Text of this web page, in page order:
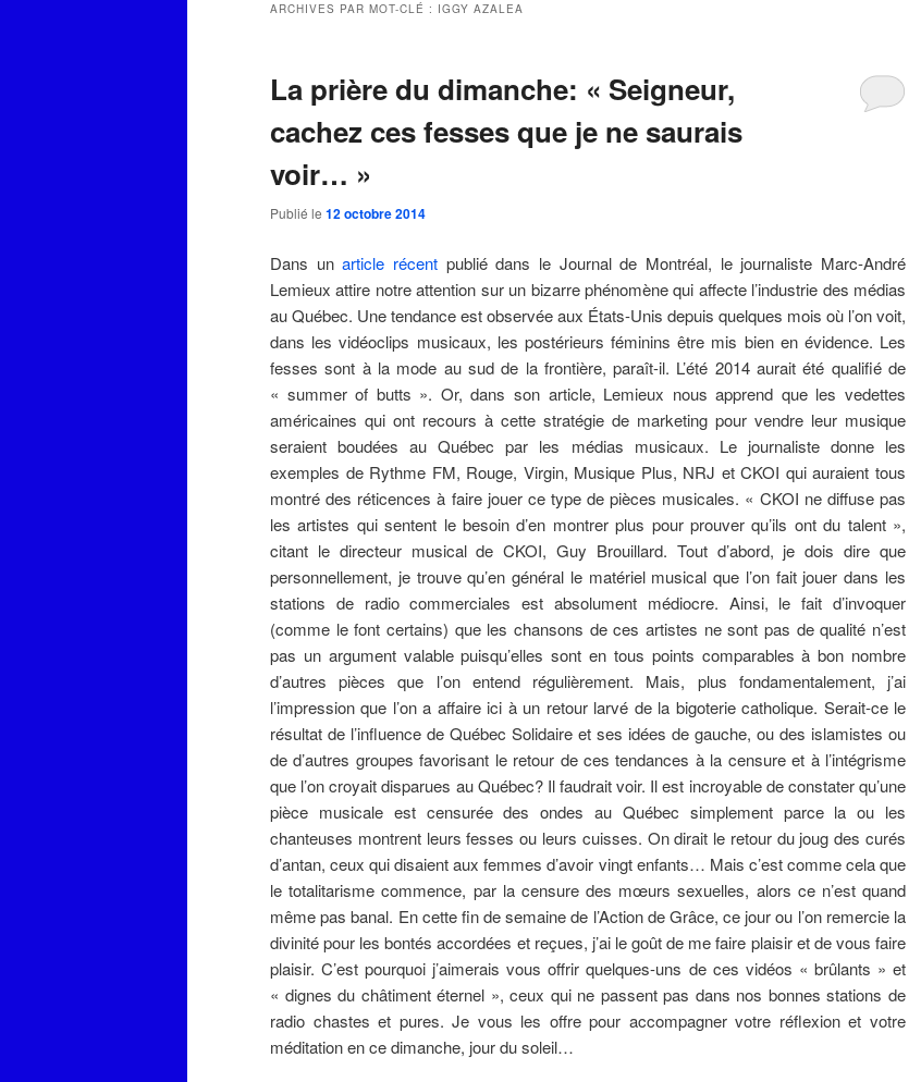
ARCHIVES PAR MOT-CLÉ : IGGY AZALEA
La prière du dimanche: « Seigneur,
cachez ces fesses que je ne saurais
voir… »
Publié le 12 octobre 2014
Dans unarticle récent publié dans le Journal de Montréal, le journaliste Marc-André
Lemieux attire notre attention sur un bizarre phénomène qui affecte l’industrie des médias
au Québec. Une tendance est observée aux États-Unis depuis quelques mois où l’on voit,
dans les vidéoclips musicaux, les postérieurs féminins être mis bien en évidence. Les
fesses sont à la mode au sud de la frontière, paraît-il. L’été 2014 aurait été qualifié de
« summer of butts ». Or, dans son article, Lemieux nous apprend que les vedettes
américaines qui ont recours à cette stratégie de marketing pour vendre leur musique
seraient boudées au Québec par les médias musicaux. Le journaliste donne les
exemples de Rythme FM, Rouge, Virgin, Musique Plus, NRJ et CKOI qui auraient tous
montré des réticences à faire jouer ce type de pièces musicales. « CKOI ne diffuse pas
les artistes qui sentent le besoin d’en montrer plus pour prouver qu’ils ont du talent »,
citant le directeur musical de CKOI, Guy Brouillard. Tout d’abord, je dois dire que
personnellement, je trouve qu’en général le matériel musical que l’on fait jouer dans les
stations de radio commerciales est absolument médiocre. Ainsi, le fait d’invoquer
(comme le font certains) que les chansons de ces artistes ne sont pas de qualité n’est
pas un argument valable puisqu’elles sont en tous points comparables à bon nombre
d’autres pièces que l’on entend régulièrement. Mais, plus fondamentalement, j’ai
l’impression que l’on a affaire ici à un retour larvé de la bigoterie catholique. Serait-ce le
résultat de l’influence de Québec Solidaire et ses idées de gauche, ou des islamistes ou
de d’autres groupes favorisant le retour de ces tendances à la censure et à l’intégrisme
que l’on croyait disparues au Québec? Il faudrait voir. Il est incroyable de constater qu’une
pièce musicale est censurée des ondes au Québec simplement parce la ou les
chanteuses montrent leurs fesses ou leurs cuisses. On dirait le retour du joug des curés
d’antan, ceux qui disaient aux femmes d’avoir vingt enfants… Mais c’est comme cela que
le totalitarisme commence, par la censure des mœurs sexuelles, alors ce n’est quand
même pas banal. En cette fin de semaine de l’Action de Grâce, ce jour ou l’on remercie la
divinité pour les bontés accordées et reçues, j’ai le goût de me faire plaisir et de vous faire
plaisir. C’est pourquoi j’aimerais vous offrir quelques-uns de ces vidéos « brûlants » et
« dignes du châtiment éternel », ceux qui ne passent pas dans nos bonnes stations de
radio chastes et pures. Je vous les offre pour accompagner votre réflexion et votre
méditation en ce dimanche, jour du soleil…